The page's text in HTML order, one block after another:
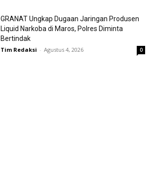
GRANAT Ungkap Dugaan Jaringan Produsen
Liquid Narkoba di Maros, Polres Diminta
Bertindak
Tim Redaksi - Agustus 4, 2026 0